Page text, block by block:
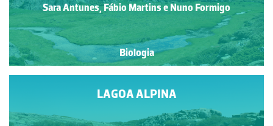
Sara Antunes, Fábio Martins e Nuno Formigo
Biologia
LAGOA ALPINA